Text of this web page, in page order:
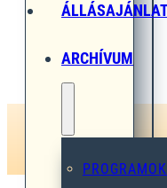
ARCHÍVUM
PROGRAMOK